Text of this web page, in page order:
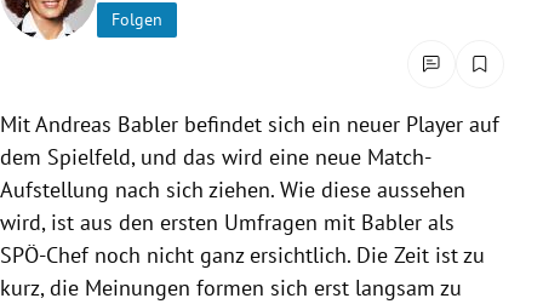
Folgen
Mit Andreas Babler befindet sich ein neuer Player auf
dem Spielfeld, und das wird eine neue Match-
Aufstellung nach sich ziehen. Wie diese aussehen
wird, ist aus den ersten Umfragen mit Babler als
SPÖ-Chef noch nicht ganz ersichtlich. Die Zeit ist zu
kurz, die Meinungen formen sich erst langsam zu